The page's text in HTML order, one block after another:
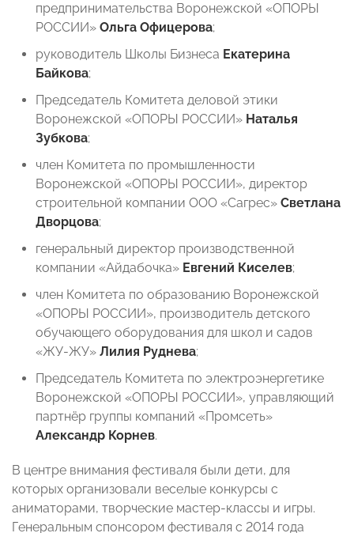
предпринимательства Воронежской «ОПОРЫ
РОССИИ» Ольга Офицерова;
руководитель Школы Бизнеса Екатерина
Байкова;
Председатель Комитета деловой этики
Воронежской «ОПОРЫ РОССИИ» Наталья
Зубкова;
член Комитета по промышленности
Воронежской «ОПОРЫ РОССИИ», директор
строительной компании ООО «Сагрес» Светлана
Дворцова;
генеральный директор производственной
компании «Айдабочка» Евгений Киселев;
член Комитета по образованию Воронежской
«ОПОРЫ РОССИИ», производитель детского
обучающего оборудования для школ и садов
«ЖУ-ЖУ» Лилия Руднева;
Председатель Комитета по электроэнергетике
Воронежской «ОПОРЫ РОССИИ», управляющий
партнёр группы компаний «Промсеть»
Александр Корнев.
В центре внимания фестиваля были дети, для
которых организовали веселые конкурсы с
аниматорами, творческие мастер-классы и игры.
Генеральным спонсором фестиваля с 2014 года